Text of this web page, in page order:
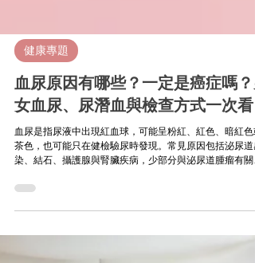
健康專題
血尿原因有哪些？一定是癌症嗎？
女血尿、尿潛血與檢查方式一次看
血尿是指尿液中出現紅血球，可能呈粉紅、紅色、暗紅色
染、結石、攝護腺與腎臟疾病，少部分與泌尿道腫瘤有關